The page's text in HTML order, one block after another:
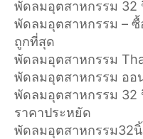
พัดลมอุตสาหกรรม 32
พัดลมอุตสาหกรรม –
ถูกที่สุด
พัดลมอุตสาหกรรม
พัดลมอุตสาหกรรม ออ
พัดลมอุตสาหกรรม 32
ราคาประหยัด
พัดลมอุตสาหกรรม32